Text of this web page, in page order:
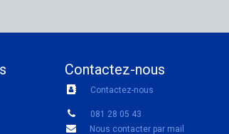
Contactez-nous
Contactez-nous
081 28 05 43
Nous contacter par mail